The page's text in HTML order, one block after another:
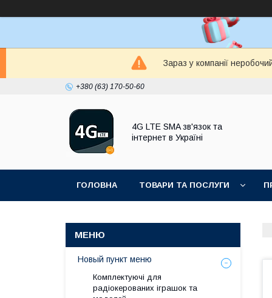
Зараз у компанії
+380 (63) 170-50-60
4G LTE SMA зв'язок та
інтернет в Україні
ГОЛОВНА ТОВАРИ ТА ПОСЛУГИ
Новый пункт меню
Комплектуючі для
радіокерованих іграшок та